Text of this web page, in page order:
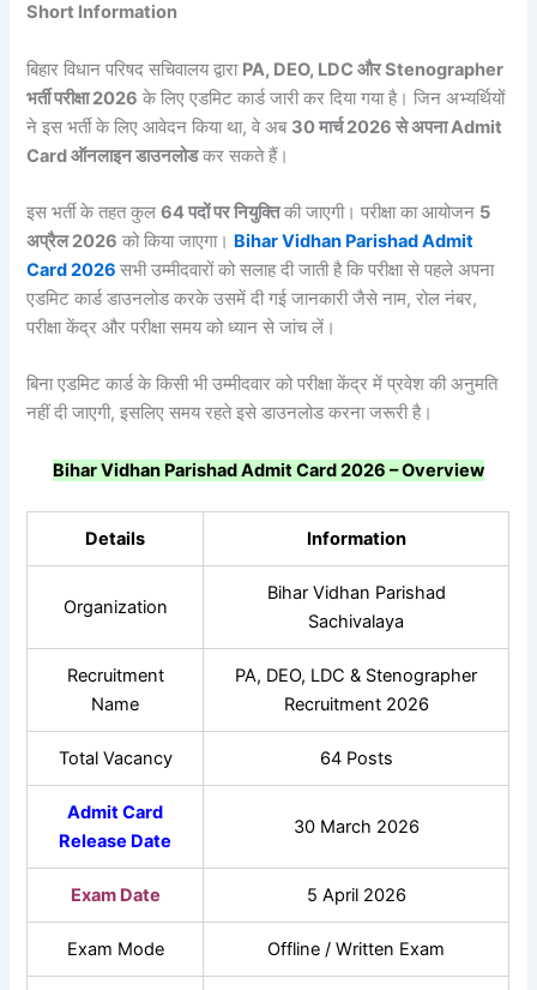
Short Information
बिहार विधान परिषद सचिवालय द्वारा PA, DEO, LDCऔर Stenographer
भर्तीपरीक्षा 2026 के लिए एडमिट कार्ड जारी कर दिया गया है। जिन अभ्यर्थियों
ने इस भर्ती के लिए आवेदन किया था, वे अब 30मार्च 2026सेअपना Admit
Cardऑनलाइनडाउनलोडकर सकते हैं।
इस भर्ती के तहत कुल64पदोंपरनियुक्तिकी जाएगी। परीक्षा का आयोजन 5
अप्रैल 2026 को किया जाएगा। Bihar Vidhan Parishad Admit
Card 2026 सभी उम्मीदवारों को सलाह दी जाती है कि परीक्षा से पहले अपना
एडमिट कार्ड डाउनलोड करके उसमें दी गई जानकारी जैसे नाम, रोल नंबर,
परीक्षा केंद्र और परीक्षा समय को ध्यान से जांच लें।
बिना एडमिट कार्ड के किसी भी उम्मीदवार को परीक्षा केंद्र में प्रवेश की अनुमति
नहीं दी जाएगी, इसलिए समय रहते इसे डाउनलोड करना जरूरी है।
Bihar Vidhan Parishad Admit Card 2026 – Overview
Details Information
Organization
Bihar Vidhan Parishad
Sachivalaya
Recruitment
Name
PA, DEO, LDC & Stenographer
Recruitment 2026
Total Vacancy 64 Posts
Admit Card
Release Date
30 March 2026
Exam Date 5 April 2026
Exam Mode Offline / Written Exam